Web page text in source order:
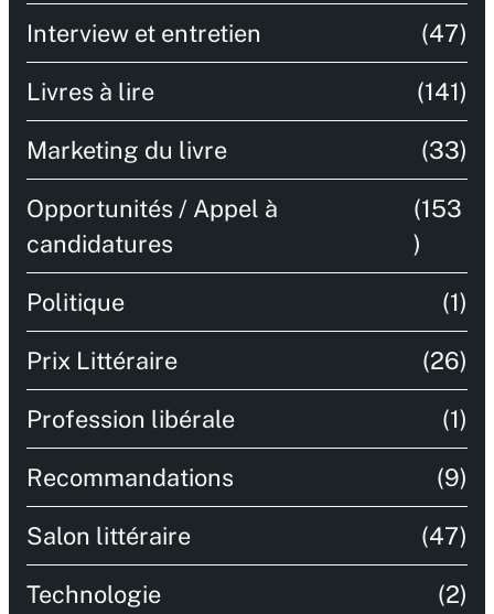
Interview et entretien (47)
Livres à lire (141)
Marketing du livre (33)
Opportunités / Appel à
candidatures
(153
)
Politique (1)
Prix Littéraire (26)
Profession libérale (1)
Recommandations (9)
Salon littéraire (47)
Technologie (2)